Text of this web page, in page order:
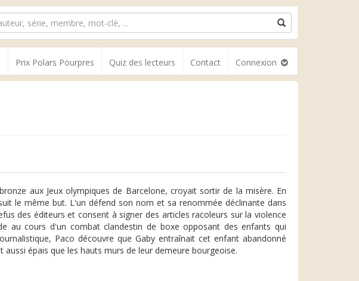
Prix Polars Pourpres Quiz des lecteurs Contact Connexion
aux Jeux olympiques de Barcelone, croyait sortir de la misère. En
le même but. L'un défend son nom et sa renommée déclinante dans
des éditeurs et consent à signer des articles racoleurs sur la violence
au cours d'un combat clandestin de boxe opposant des enfants qui
Paco découvre que Gaby entraînait cet enfant abandonné
épais que les hauts murs de leur demeure bourgeoise.